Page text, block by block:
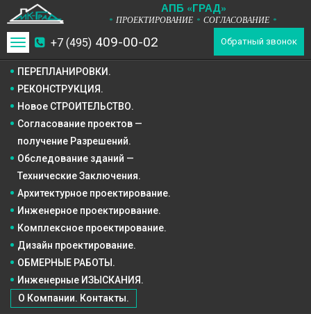
АПБ «ГРАД»
* ПРОЕКТИРОВАНИЕ * СОГЛАСОВАНИЕ *
+7 (495) 409-00-02 Обратный звонок
Toggle
navigation
ПЕРЕПЛАНИРОВКИ.
РЕКОНСТРУКЦИЯ.
Новое СТРОИТЕЛЬСТВО.
ОБМЕРНЫЕ РАБОТЫ.
Инженерные ИЗЫСКАНИЯ.
О Компании. Контакты.
Согласование проектов —
получение Разрешений.
Обследование зданий —
Технические Заключения.
Архитектурное проектирование.
Инженерное проектирование.
Комплексное проектирование.
Дизайн проектирование.